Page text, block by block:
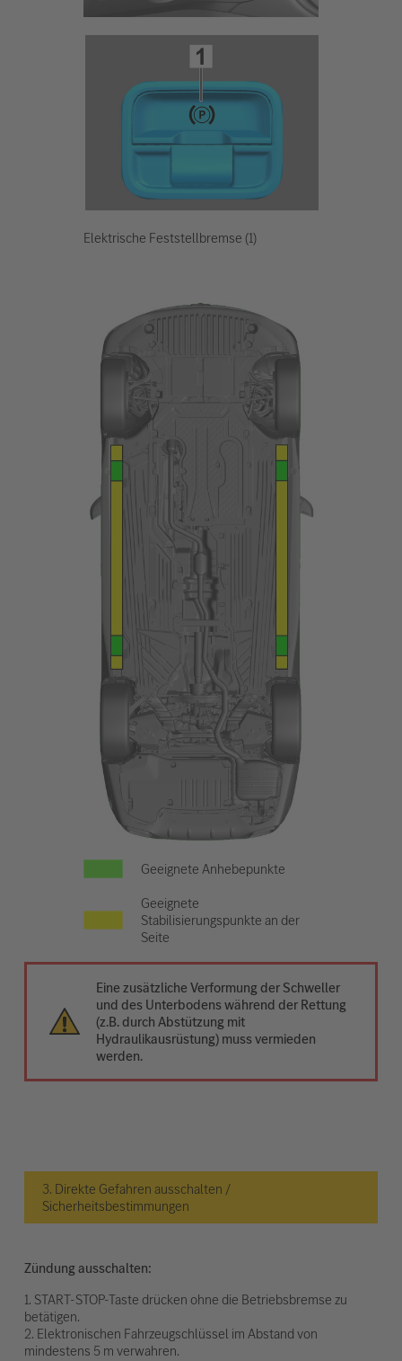
Elektrische Feststellbremse (1)
Geeignete Anhebepunkte
Geeignete
Stabilisierungspunkte an der
Seite
Eine zusätzliche Verformung der Schweller
und des Unterbodens während der Rettung
(z.B. durch Abstützung mit
Hydraulikausrüstung) muss vermieden
werden.
3. Direkte Gefahren ausschalten /
Sicherheitsbestimmungen
Zündung ausschalten:
1. START-STOP-Taste drücken ohne die Betriebsbremse zu
betätigen.
2. Elektronischen Fahrzeugschlüssel im Abstand von
mindestens 5 m verwahren.